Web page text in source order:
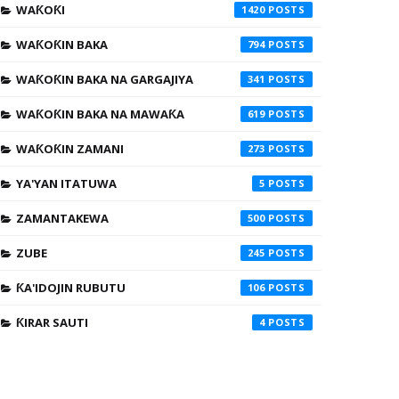
WAƘOƘI 1420
WAƘOƘIN BAKA 794
WAƘOƘIN BAKA NA GARGAJIYA 341
WAƘOƘIN BAKA NA MAWAƘA 619
WAƘOƘIN ZAMANI 273
YA'YAN ITATUWA 5
ZAMANTAKEWA 500
ZUBE 245
ƘA'IDOJIN RUBUTU 106
ƘIRAR SAUTI 4